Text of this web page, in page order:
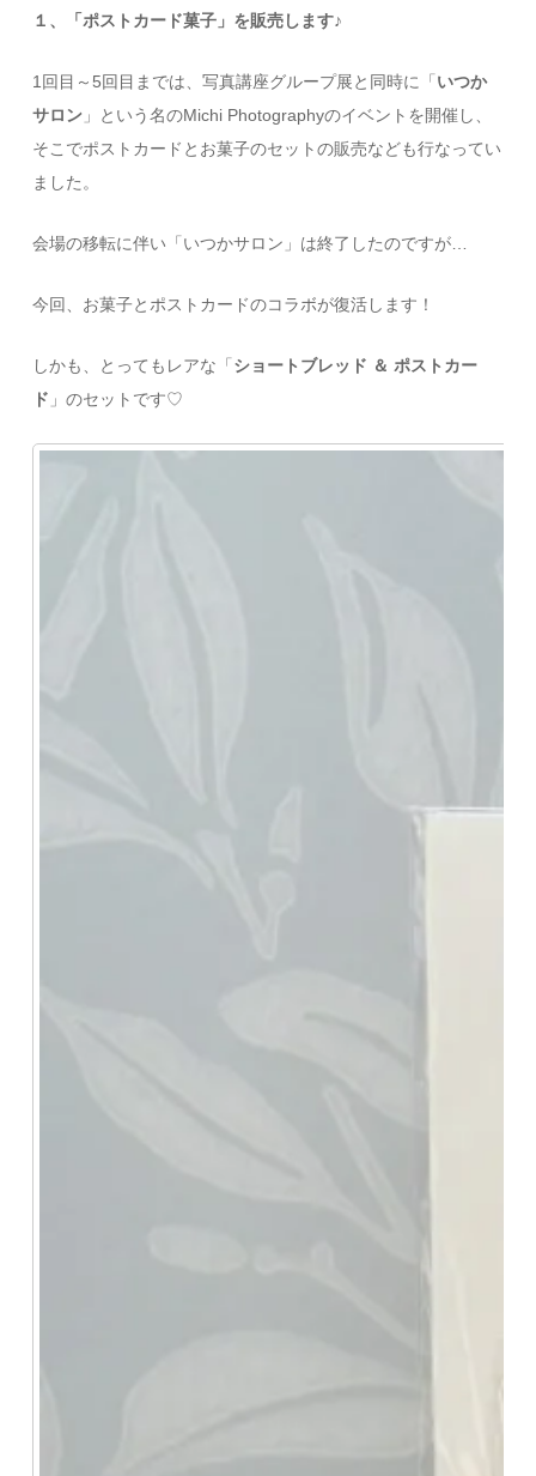
１、「ポストカード菓子」を販売します♪
1回目～5回目までは、写真講座グループ展と同時に「 いつか
サロン 」という名のMichi Photographyのイベントを開催し、
そこでポストカードとお菓子のセットの販売なども行なってい
ました。
会場の移転に伴い「いつかサロン」は終了したのですが…
今回、お菓子とポストカードのコラボが復活します！
しかも、とってもレアな「 ショートブレッド ＆ ポストカー
ド 」のセットです♡